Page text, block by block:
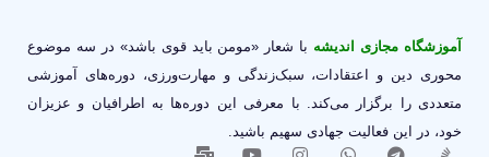
آموزشگاه مجازی اندیشه با شعار «مومن باید قوی باشد» در سه موضوع
محوری دین و اعتقادات، سبک‌زندگی و مهارت‌ورزی، دوره‌های آموزشی
متعددی را برگزار می‌کند. با معرفی این دوره‌ها به اطرافیان و عزیزان
خود، در این فعالیت جهادی سهیم باشید.